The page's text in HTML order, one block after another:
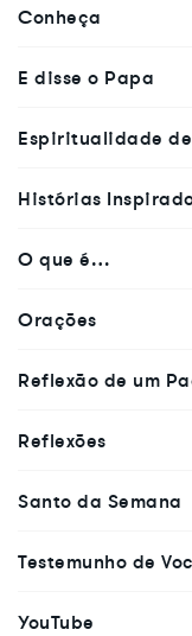
Conheça
E disse o Papa
Espiritualidade
Histórias
O que é…
Orações
Reflexão de um
Reflexões
Santo da Semana
Testemunho de
YouTube